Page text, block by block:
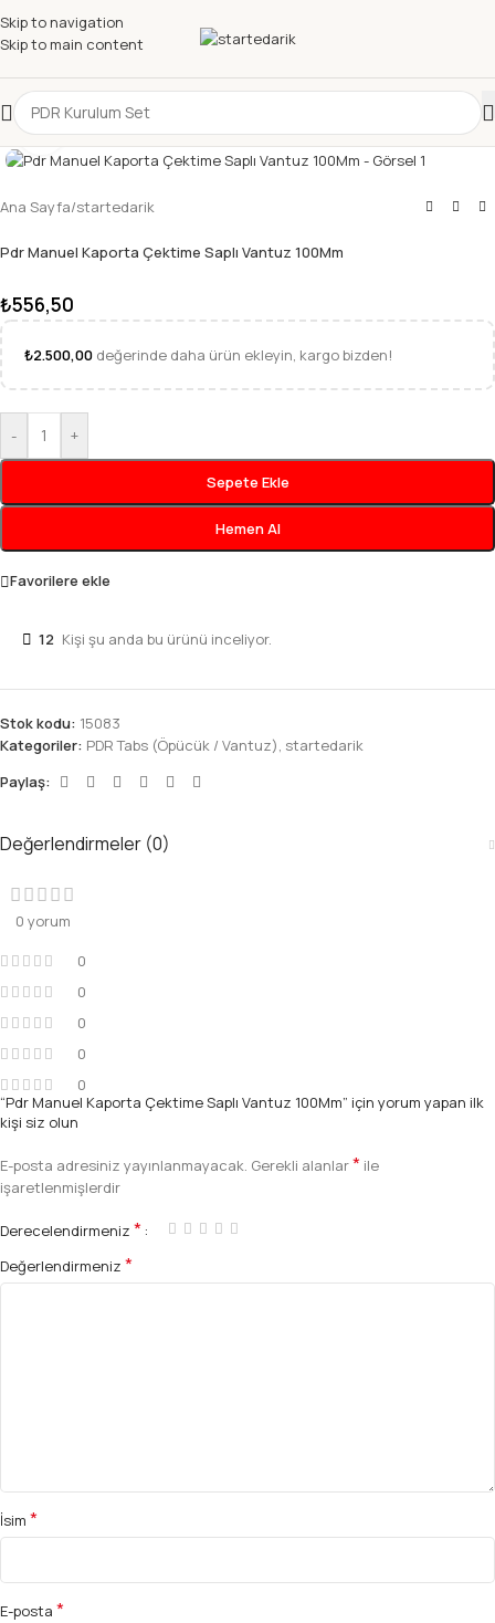
Skip to navigation
Skip to main content
Büyütmek için tıklayın
Ana Sayfa/startedarik
Pdr Manuel Kaporta Çektime Saplı Vantuz 100Mm
₺556,50
₺2.500,00 değerinde daha ürün ekleyin, kargo bizden!
- +
Sepete Ekle
Hemen Al
Favorilere ekle
12 Kişi şu anda bu ürünü inceliyor.
Stok kodu: 15083
Kategoriler: PDR Tabs (Öpücük / Vantuz), startedarik
Paylaş:
Değerlendirmeler (0)
0 yorum
0
0
0
0
0
“Pdr Manuel Kaporta Çektime Saplı Vantuz 100Mm” için yorum yapan ilk
kişi siz olun
E-posta adresiniz yayınlanmayacak. Gerekli alanlar* ile
işaretlenmişlerdir
Derecelendirmeniz *
Değerlendirmeniz *
İsim *
E-posta *